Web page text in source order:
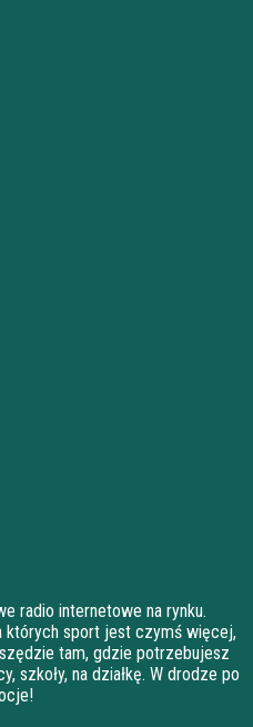
radio internetowe na rynku.
których sport jest czymś więcej,
tam, gdzie potrzebujesz
szkoły, na działkę. W drodze po